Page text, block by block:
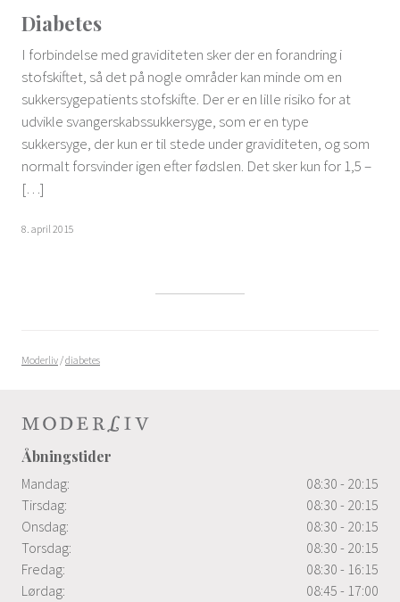
Diabetes
I forbindelse med graviditeten sker der en forandring i
stofskiftet, så det på nogle områder kan minde om en
sukkersygepatients stofskifte. Der er en lille risiko for at
udvikle svangerskabssukkersyge, som er en type
sukkersyge, der kun er til stede under graviditeten, og som
normalt forsvinder igen efter fødslen. Det sker kun for 1,5 –
[…]
8. april 2015
Moderliv/diabetes
Åbningstider
Mandag:
08:30 - 20:15
Tirsdag:
08:30 - 20:15
Onsdag:
08:30 - 20:15
Torsdag:
08:30 - 20:15
Fredag:
08:30 - 16:15
Lørdag:
08:45 - 17:00